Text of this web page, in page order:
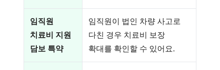
임직원
치료비 지원
담보 특약
임직원이 법인 차량 사고로
다친 경우 치료비 보장
확대를 확인할 수 있어요.